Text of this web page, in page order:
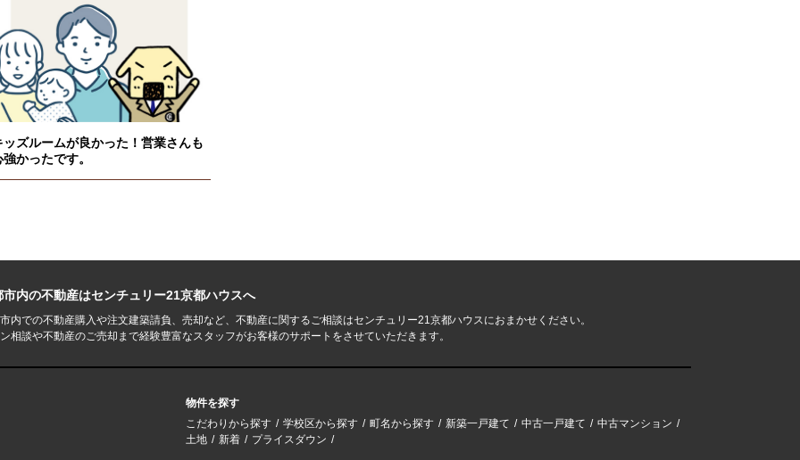
ッズルームが良かった！営業さんも
強かったです。
市内の不動産はセンチュリー21京都ハウスへ
内での不動産購入や注文建築請負、売却など、不動産に関するご相談はセンチュリー21京都ハウスにおまかせください。
相談や不動産のご売却まで経験豊富なスタッフがお客様のサポートをさせていただきます。
物件を探す
こだわりから探す
学校区から探す 町名から探す 新築一戸建て 中古一戸建て
中古マンション
土地
新着 プライスダウン